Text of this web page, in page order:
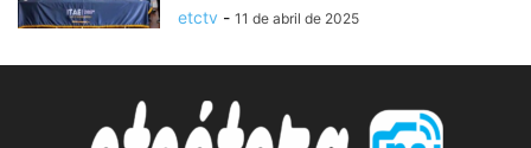
etctv - 11 de abril de 2025